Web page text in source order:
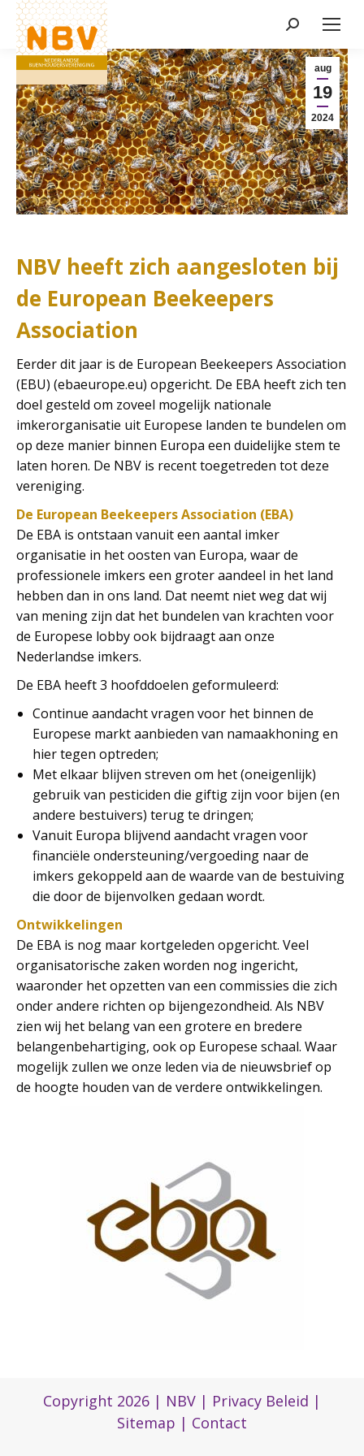
Zoeken:
aug
19
2024
Nieuws
NBV heeft zich aangesloten bij
de European Beekeepers
Association
Eerder dit jaar is de European Beekeepers Association
(EBU) (ebaeurope.eu) opgericht. De EBA heeft zich ten
doel gesteld om zoveel mogelijk nationale
imkerorganisatie uit Europese landen te bundelen om
op deze manier binnen Europa een duidelijke stem te
laten horen. De NBV is recent toegetreden tot deze
vereniging.
De European Beekeepers Association (EBA)
De EBA is ontstaan vanuit een aantal imker
organisatie in het oosten van Europa, waar de
professionele imkers een groter aandeel in het land
hebben dan in ons land. Dat neemt niet weg dat wij
van mening zijn dat het bundelen van krachten voor
de Europese lobby ook bijdraagt aan onze
Nederlandse imkers.
De EBA heeft 3 hoofddoelen geformuleerd:
Continue aandacht vragen voor het binnen de
Europese markt aanbieden van namaakhoning en
hier tegen optreden;
Met elkaar blijven streven om het (oneigenlijk)
gebruik van pesticiden die giftig zijn voor bijen (en
andere bestuivers) terug te dringen;
Vanuit Europa blijvend aandacht vragen voor
financiële ondersteuning/vergoeding naar de
imkers gekoppeld aan de waarde van de bestuiving
die door de bijenvolken gedaan wordt.
Ontwikkelingen
De EBA is nog maar kortgeleden opgericht. Veel
organisatorische zaken worden nog ingericht,
waaronder het opzetten van een commissies die zich
onder andere richten op bijengezondheid. Als NBV
zien wij het belang van een grotere en bredere
belangenbehartiging, ook op Europese schaal. Waar
mogelijk zullen we onze leden via de nieuwsbrief op
de hoogte houden van de verdere ontwikkelingen.
Copyright 2026 | NBV | Privacy Beleid |
Sitemap | Contact